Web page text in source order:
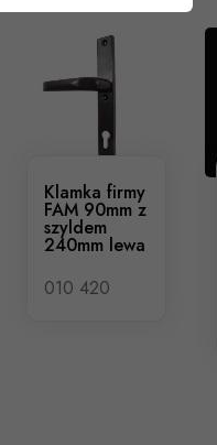
Klamka firmy
FAM 90mm z
szyldem
240mm lewa
010 420